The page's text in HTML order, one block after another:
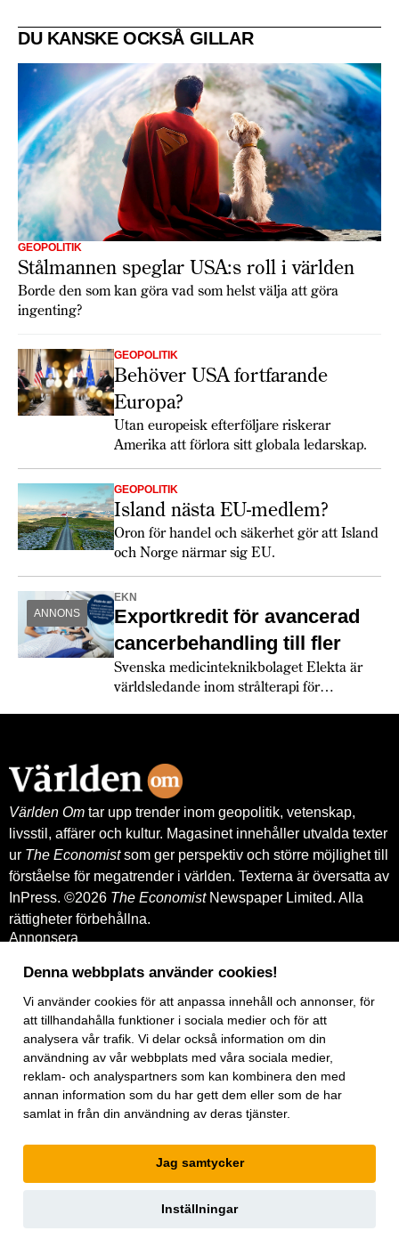
DU KANSKE OCKSÅ GILLAR
GEOPOLITIK
Stålmannen speglar USA:s roll i världen
Borde den som kan göra vad som helst välja att göra
ingenting?
GEOPOLITIK
Behöver USA fortfarande
Europa?
Utan europeisk efterföljare riskerar
Amerika att förlora sitt globala ledarskap.
GEOPOLITIK
Island nästa EU-medlem?
Oron för handel och säkerhet gör att Island
och Norge närmar sig EU.
ANNONS
EKN
Exportkredit för avancerad
cancerbehandling till fler
Svenska medicinteknikbolaget Elekta är
världsledande inom strålterapi för
Exportkreditnämnden, EKN.
Världen Om tar upp trender inom geopolitik, vetenskap,
livsstil, affärer och kultur. Magasinet innehåller utvalda texter
ur The Economistsom ger perspektiv och större möjlighet till
förståelse för megatrender i världen. Texterna är översatta av
InPress. ©2026 The EconomistNewspaper Limited. Alla
rättigheter förbehållna.
Annonsera
Kontakt
Köp tidigare nummer
www.inpress.com
E-tidningen
Om cookies
Vår integritetspolicy
Prenumerationsvillkor
E-tidningen
Facebook
Linkedin
Denna webbplats använder cookies!
Vi använder cookiesför att anpassa innehåll och annonser, för
att tillhandahålla funktioner i sociala medier och för att
analysera vår trafik. Vi delar också information om din
användning av vår webbplats med våra sociala medier,
reklam- och analyspartners som kan kombinera den med
annan information som du har gett dem eller som de har
samlat in från din användning av deras tjänster.
Jag samtycker
Inställningar